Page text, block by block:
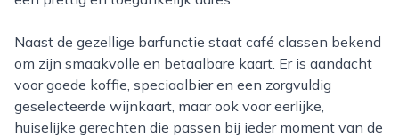
Naast de gezellige barfunctie staat café classen bekend
om zijn smaakvolle en betaalbare kaart. Er is aandacht
voor goede koffie, speciaalbier en een zorgvuldig
geselecteerde wijnkaart, maar ook voor eerlijke,
huiselijke gerechten die passen bij ieder moment van de